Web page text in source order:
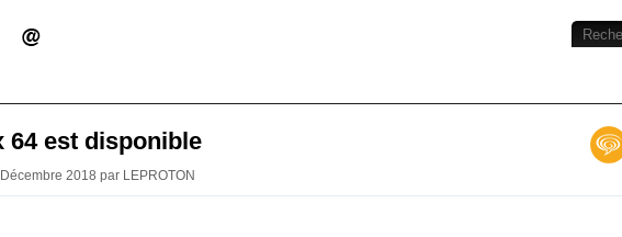
64 est disponible
2018 par LEPROTON